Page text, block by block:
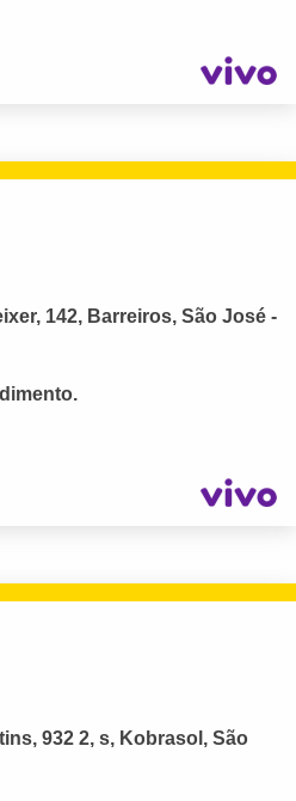
142, Barreiros, São José -
932 2, s, Kobrasol, São